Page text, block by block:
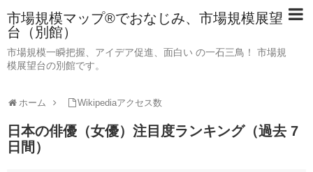
市場規模マップ®でおなじみ、市場規模展望
台（別館）
市場規模一瞬把握、アイデア促進、面白い の一石三鳥！ 市場規
模展望台の別館です。
ホーム Wikipediaアクセス数
日本の俳優（女優）注目度ランキング（過去 7
日間）